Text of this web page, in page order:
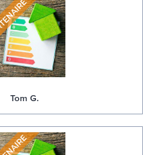
Tom G.